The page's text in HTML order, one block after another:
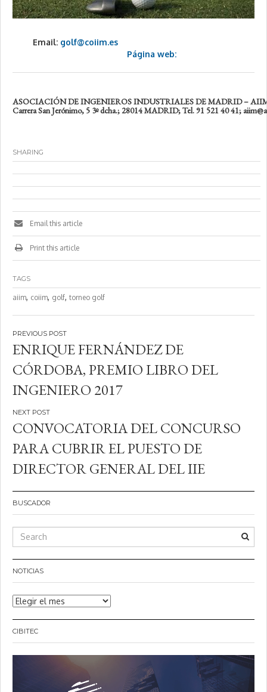
Email: golf@coiim.es
Página web:
ASOCIACIÓN DE INGENIEROS INDUSTRIALES DE MADRID –
Carrera San Jerónimo, 5 3º dcha.; 28014 MADRID; Tel. 91 521 40 41;
SHARING
Email this article
Print this article
TAGS
aiim, coiim, golf, torneo golf
Navegación
de
entradas
ENRIQUE FERNÁNDEZ DE
CÓRDOBA, PREMIO LIBRO DEL
INGENIERO 2017
CONVOCATORIA DEL CONCURSO
PARA CUBRIR EL PUESTO DE
DIRECTOR GENERAL DEL IIE
BUSCADOR
NOTICIAS
Noticias
CIBITEC